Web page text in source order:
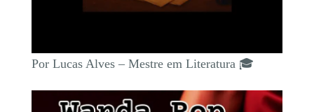
Por Lucas Alves – Mestre em Literatura 🎓